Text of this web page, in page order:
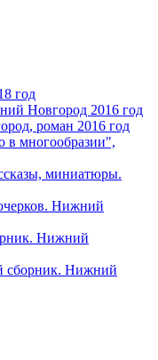
год
Новгород 2016 год
роман 2016 год
в многообразии",
миниатюры.
Нижний
Нижний
сборник. Нижний